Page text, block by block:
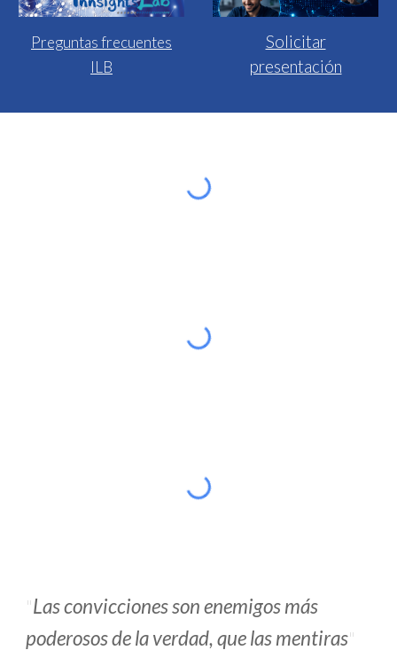
Preguntas frecuentes
ILB
Solicitar
presentación
"Las convicciones son enemigos más
poderosos de la verdad, que las mentiras"